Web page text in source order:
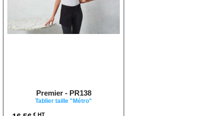
Premier - PR138
Tablier taille "Métro"
€ HT